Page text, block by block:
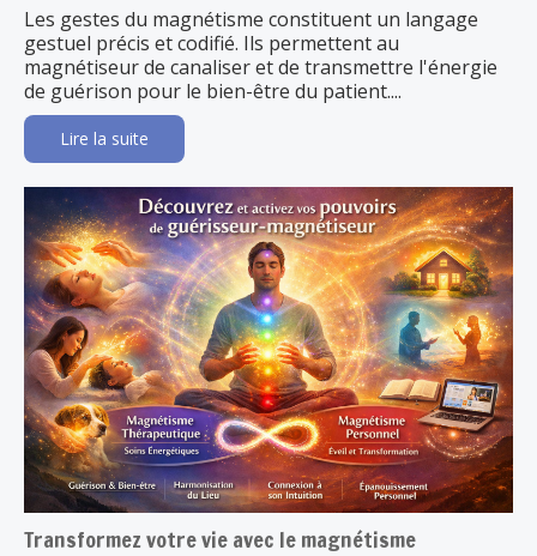
Les gestes du magnétisme constituent un langage
gestuel précis et codifié. Ils permettent au
magnétiseur de canaliser et de transmettre l'énergie
de guérison pour le bien-être du patient....
Lire la suite
Transformez votre vie avec le magnétisme